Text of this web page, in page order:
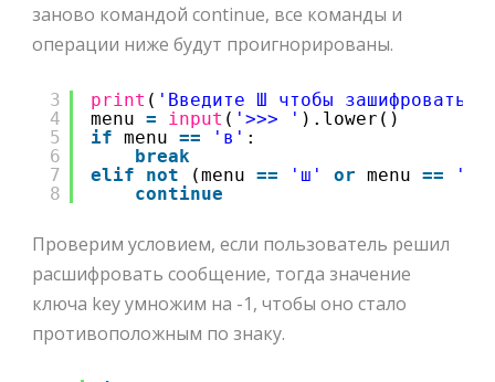
заново командой continue, все команды и
операции ниже будут проигнорированы.
3
4
5
6
7
8
print ( 'Введите Ш чтобы зашифровать
menu = input ( '>>> ' ).lower()
if menu == 'в' :
break
elif
not (menu == 'ш' or menu == 'р'
continue
Проверим условием, если пользователь решил
расшифровать сообщение, тогда значение
ключа key умножим на -1, чтобы оно стало
противоположным по знаку.